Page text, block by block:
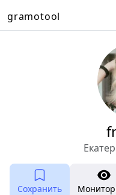
gramotool
Сохранить